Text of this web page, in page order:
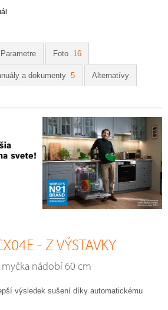
Parametre Foto 16
a dokumenty 5 Alternatívy
- Z VÝSTAVKY
myčka nádobí 60 cm
výsledek sušení díky automatickému